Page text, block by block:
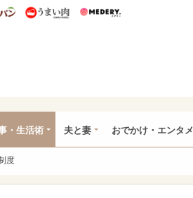
し うまいパン うまい肉
・生活術 夫と妻 おでかけ・エンタメ
度